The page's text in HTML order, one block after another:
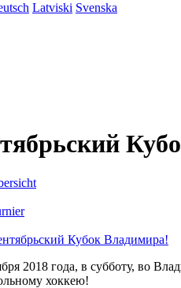
Latviski Svenska
Кубок Владимира!
2018 года, в субботу, во
хоккею!